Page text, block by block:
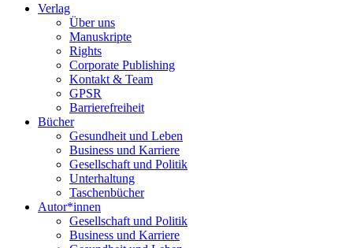
Verlag
Über uns
Manuskripte
Rights
Corporate Publishing
Kontakt & Team
GPSR
Barrierefreiheit
Bücher
Gesundheit und Leben
Business und Karriere
Gesellschaft und Politik
Unterhaltung
Taschenbücher
Autor*innen
Gesellschaft und Politik
Business und Karriere